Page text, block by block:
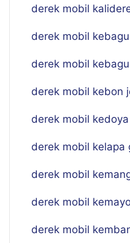
derek mobil
derek mobil
derek mobil
derek mobil kebon
derek mobil kedoya
derek mobil kelapa
derek mobil
derek mobil
derek mobil